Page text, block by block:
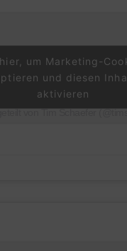
um Marketing-
und diesen
aktivieren